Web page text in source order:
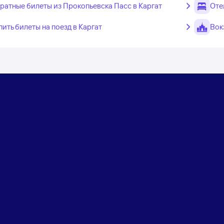
билеты из Прокопьевска Пасс в Каргат
билеты на поезд в Каргат